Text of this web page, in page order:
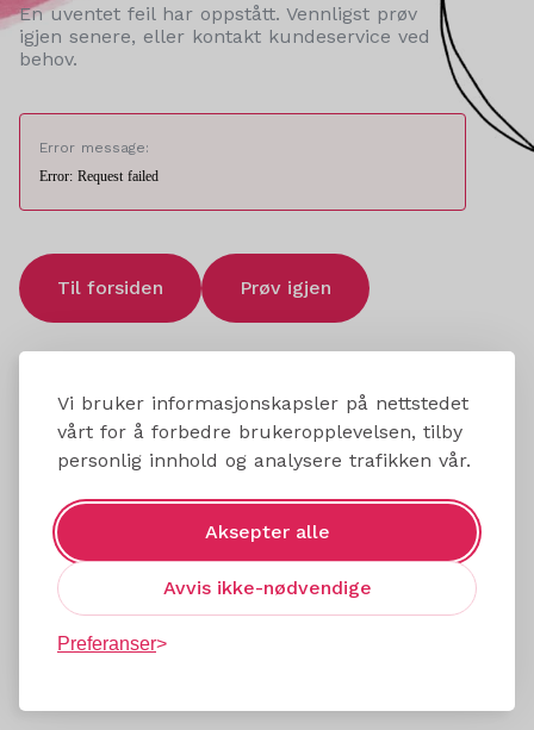
Vi bruker informasjonskapsler på nettstedet
vårt for å forbedre brukeropplevelsen, tilby
personlig innhold og analysere trafikken vår.
Aksepter alle
Avvis ikke-nødvendige
Preferanser
En uventet feil har oppstått. Vennligst prøv
igjen senere, eller kontakt kundeservice ved
behov.
Error message:
Error: Request failed
Til forsiden Prøv igjen